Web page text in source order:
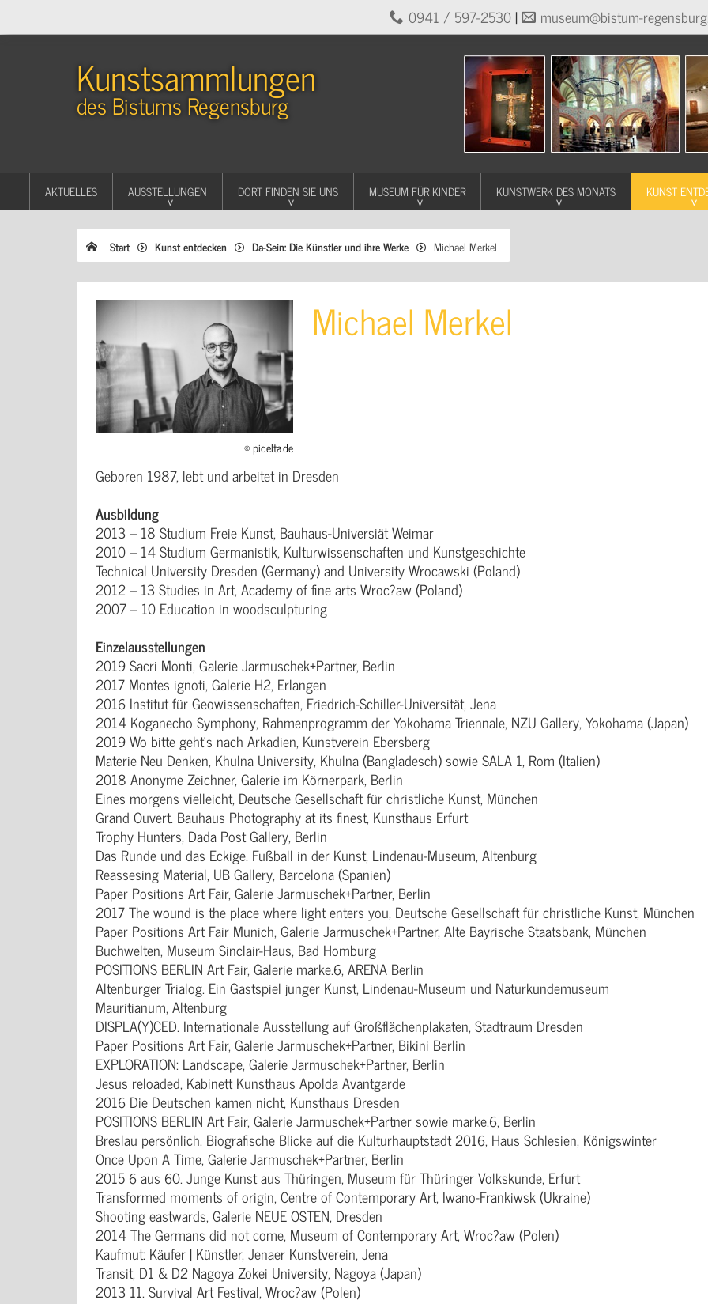
0941 / 597-2530| museum@bistum-
Kunstsammlungen
des Bistums Regensburg
AKTUELLES AUSSTELLUNGEN DORT FINDEN SIE UNS MUSEUM FÜR KINDER KUNSTWERK DES MONATS KUNST
Start Kunst entdecken Da-Sein: Die Künstler und ihre Werke Michael Merkel
© pidelta.de
Michael Merkel
Geboren 1987, lebt und arbeitet in Dresden
Ausbildung
2013 – 18 Studium Freie Kunst, Bauhaus-Universiät Weimar
2010 – 14 Studium Germanistik, Kulturwissenschaften und Kunstgeschichte
Technical University Dresden (Germany) and University Wrocawski (Poland)
2012 – 13 Studies in Art, Academy of fine arts Wroc?aw (Poland)
2007 – 10 Education in woodsculpturing
Einzelausstellungen
2019 Sacri Monti, Galerie Jarmuschek+Partner, Berlin
2017 Montes ignoti, Galerie H2, Erlangen
2016 Institut für Geowissenschaften, Friedrich-Schiller-Universität, Jena
2014 Koganecho Symphony, Rahmenprogramm der Yokohama Triennale, NZU Gallery, Yokohama (Japan)
2019 Wo bitte geht‘s nach Arkadien, Kunstverein Ebersberg
Materie Neu Denken, Khulna University, Khulna (Bangladesch) sowie SALA 1, Rom (Italien)
2018 Anonyme Zeichner, Galerie im Körnerpark, Berlin
Eines morgens vielleicht, Deutsche Gesellschaft für christliche Kunst, München
Grand Ouvert. Bauhaus Photography at its finest, Kunsthaus Erfurt
Trophy Hunters, Dada Post Gallery, Berlin
Das Runde und das Eckige. Fußball in der Kunst, Lindenau-Museum, Altenburg
Reassesing Material, UB Gallery, Barcelona (Spanien)
Paper Positions Art Fair, Galerie Jarmuschek+Partner, Berlin
2017 The wound is the place where light enters you, Deutsche Gesellschaft für christliche Kunst, München
Paper Positions Art Fair Munich, Galerie Jarmuschek+Partner, Alte Bayrische Staatsbank, München
Buchwelten, Museum Sinclair-Haus, Bad Homburg
POSITIONS BERLIN Art Fair, Galerie marke.6, ARENA Berlin
Altenburger Trialog. Ein Gastspiel junger Kunst, Lindenau-Museum und Naturkundemuseum
Mauritianum, Altenburg
DISPLA(Y)CED. Internationale Ausstellung auf Großflächenplakaten, Stadtraum Dresden
Paper Positions Art Fair, Galerie Jarmuschek+Partner, Bikini Berlin
EXPLORATION: Landscape, Galerie Jarmuschek+Partner, Berlin
Jesus reloaded, Kabinett Kunsthaus Apolda Avantgarde
2016 Die Deutschen kamen nicht, Kunsthaus Dresden
POSITIONS BERLIN Art Fair, Galerie Jarmuschek+Partner sowie marke.6, Berlin
Breslau persönlich. Biografische Blicke auf die Kulturhauptstadt 2016, Haus Schlesien, Königswinter
Once Upon A Time, Galerie Jarmuschek+Partner, Berlin
2015 6 aus 60. Junge Kunst aus Thüringen, Museum für Thüringer Volkskunde, Erfurt
Transformed moments of origin, Centre of Contemporary Art, Iwano-Frankiwsk (Ukraine)
Shooting eastwards, Galerie NEUE OSTEN, Dresden
2014 The Germans did not come, Museum of Contemporary Art, Wroc?aw (Polen)
Kaufmut: Käufer | Künstler, Jenaer Kunstverein, Jena
Transit, D1 & D2 Nagoya Zokei University, Nagoya (Japan)
2013 11. Survival Art Festival, Wroc?aw (Polen)